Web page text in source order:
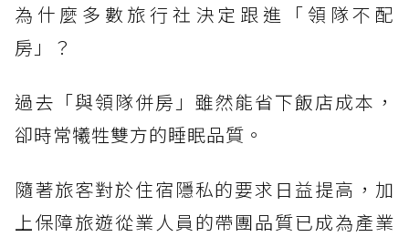
為什麼多數旅行社決定跟進「領隊不配
房」？
過去「與領隊併房」雖然能省下飯店成本，
卻時常犧牲雙方的睡眠品質。
隨著旅客對於住宿隱私的要求日益提高，加
上保障旅遊從業人員的帶團品質已成為產業